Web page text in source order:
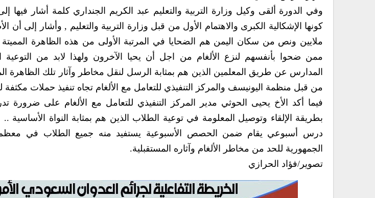
وفي الدورة ألقى وكيل وزارة التربية والتعليم عبد الكريم الجنداري كلمة أشار فيها إلى
ملايين ونص من سكان اليمن هم الضحايا في المرتبة الأولى من هذه الظاهرة
ممن ضحوا بأنفسهم لنزع الألغام من اجل أن يحيا الآخرون ولهذا لابد من التوعية
المدارس عن طريق المعلمين الذين هم بمثابة الرسل لنقل مخاطر وآثار تلك الظاهرة
من قبل منظمة اليونيسف والمركز التنفيذي للتعامل مع الألغام تجاه تنفيذ حملات مكثفة
فيما أكد الأخ يحيى الحوثي مدير المركز التنفيذي للتعامل مع الألغام على ضرورة
بطريقة الإلقاء وتوصيل المعلومة في توعية الطلاب الذين هم بمثابة النواة الأساسية
درس أسبوعي يقام ضمن الحصص الأسبوعية يستفيد منه جميع الطلاب في
الجمهورية للحد من مخاطر الألغام وآثاره المستقبلية.
تصوير/فؤاد الحرازي